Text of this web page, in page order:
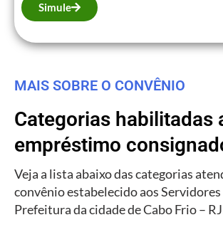
Simule
MAIS SOBRE O CONVÊNIO
Categorias habilitadas
empréstimo
Veja a lista abaixo das categorias
convênio estabelecido aos
Prefeitura da cidade de Cabo Frio –